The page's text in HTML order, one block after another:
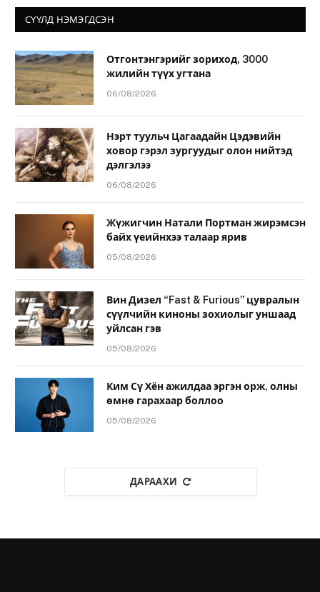
СҮҮЛД НЭМЭГДСЭН
Отгонтэнгэрийг зориход, 3000
жилийн түүх угтана
06/08/2026
Нэрт туульч Цагаадайн Цэдэвийн
ховор гэрэл зургуудыг олон нийтэд
дэлгэлээ
06/08/2026
Жүжигчин Натали Портман жирэмсэн
байх үеийнхээ талаар ярив
05/08/2026
Вин Дизел “Fast & Furious” цувралын
сүүлчийн киноны зохиолыг уншаад
уйлсан гэв
05/08/2026
Ким Сү Хён ажилдаа эргэн орж, олны
өмнө гарахаар боллоо
05/08/2026
ДАРААХИ